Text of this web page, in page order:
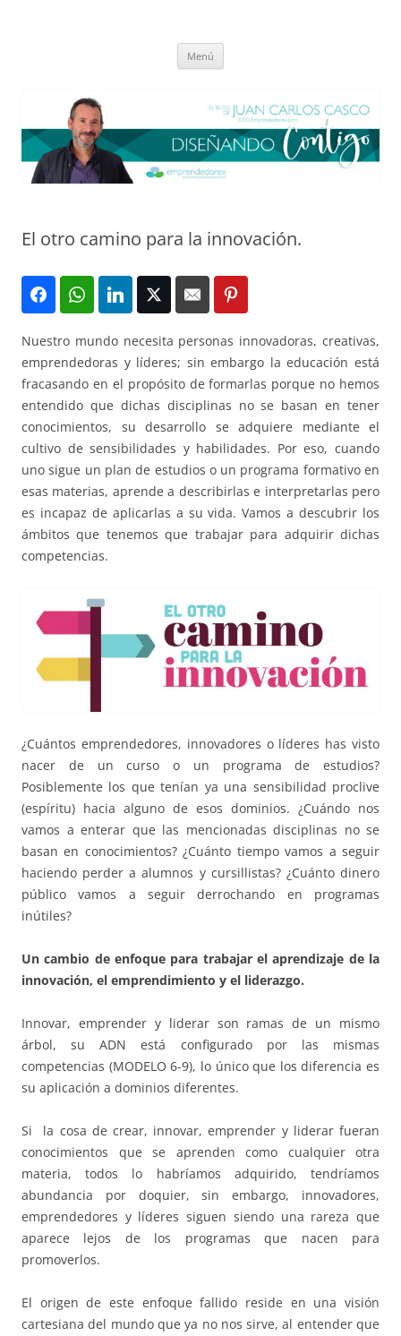
Menú
El otro camino para la innovación.
Nuestro mundo necesita personas innovadoras, creativas,
emprendedoras y líderes; sin embargo la educación está
fracasando en el propósito de formarlas porque no hemos
entendido que dichas disciplinas no se basan en tener
conocimientos, su desarrollo se adquiere mediante el
cultivo de sensibilidades y habilidades. Por eso, cuando
uno sigue un plan de estudios o un programa formativo en
esas materias, aprende a describirlas e interpretarlas pero
es incapaz de aplicarlas a su vida. Vamos a descubrir los
ámbitos que tenemos que trabajar para adquirir dichas
competencias.
¿Cuántos emprendedores, innovadores o líderes has visto
nacer de un curso o un programa de estudios?
Posiblemente los que tenían ya una sensibilidad proclive
(espíritu) hacia alguno de esos dominios. ¿Cuándo nos
vamos a enterar que las mencionadas disciplinas no se
basan en conocimientos? ¿Cuánto tiempo vamos a seguir
haciendo perder a alumnos y cursillistas? ¿Cuánto dinero
público vamos a seguir derrochando en programas
inútiles?
Un cambio de enfoque para trabajar el aprendizaje de la
innovación, el emprendimiento y el liderazgo.
Innovar, emprender y liderar son ramas de un mismo
árbol, su ADN está configurado por las mismas
competencias (MODELO 6-9), lo único que los diferencia es
su aplicación a dominios diferentes.
Si la cosa de crear, innovar, emprender y liderar fueran
conocimientos que se aprenden como cualquier otra
materia, todos lo habríamos adquirido, tendríamos
abundancia por doquier, sin embargo, innovadores,
emprendedores y líderes siguen siendo una rareza que
aparece lejos de los programas que nacen para
promoverlos.
El origen de este enfoque fallido reside en una visión
cartesiana del mundo que ya no nos sirve, al entender que